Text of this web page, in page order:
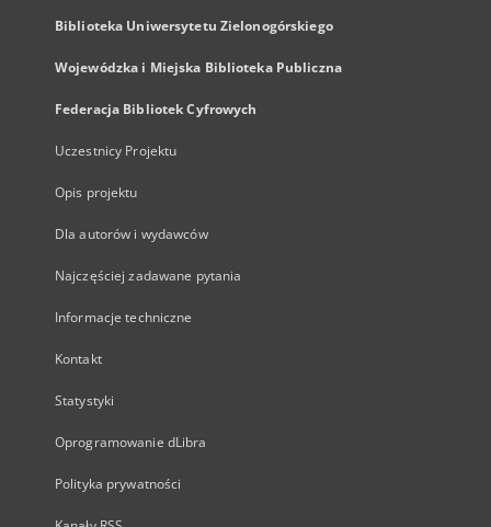
Biblioteka Uniwersytetu Zielonogórskiego
Wojewódzka i Miejska Biblioteka Publiczna
Federacja Bibliotek Cyfrowych
Uczestnicy Projektu
Opis projektu
Dla autorów i wydawców
Najczęściej zadawane pytania
Informacje techniczne
Kontakt
Statystyki
Oprogramowanie dLibra
Polityka prywatności